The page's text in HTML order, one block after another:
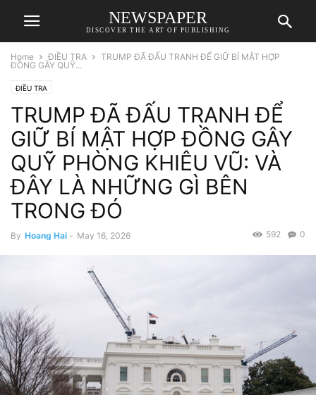
NEWSPAPER
DISCOVER THE ART OF PUBLISHING
Home ĐIỀU TRA
TRUMP ĐÃ ĐẤU TRANH ĐỂ GIỮ BÍ MẬT HỢP
ĐỒNG GÂY QUỸ...
ĐIỀU TRA
TRUMP ĐÃ ĐẤU TRANH ĐỂ
GIỮ BÍ MẬT HỢP ĐỒNG GÂY
QUỸ PHÒNG KHIÊU VŨ: VÀ
ĐÂY LÀ NHỮNG GÌ BÊN
TRONG ĐÓ
By Hoang Hai - May 16, 2026 0
592